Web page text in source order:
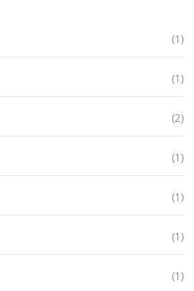
(1)
(1)
(2)
(1)
(1)
(1)
(1)